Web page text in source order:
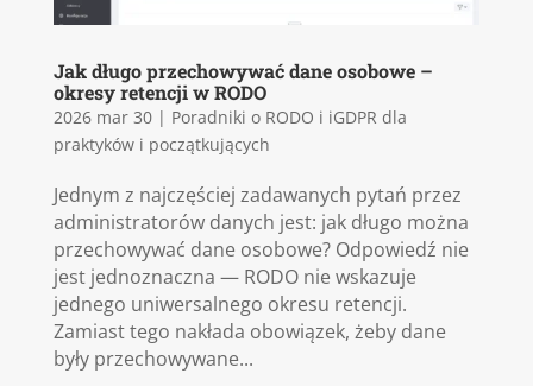
Jak długo przechowywać dane osobowe –
okresy retencji w RODO
2026 mar 30| Poradniki o RODO i iGDPR dla
praktyków i początkujących
Jednym z najczęściej zadawanych pytań przez
administratorów danych jest: jak długo można
przechowywać dane osobowe? Odpowiedź nie
jest jednoznaczna — RODO nie wskazuje
jednego uniwersalnego okresu retencji.
Zamiast tego nakłada obowiązek, żeby dane
były przechowywane...